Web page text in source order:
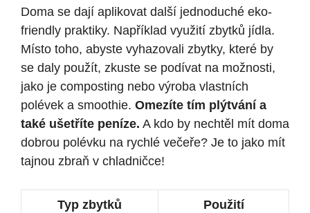
Doma se dají aplikovat další jednoduché eko-
friendly praktiky. Například využití zbytků jídla.
Místo toho, abyste vyhazovali zbytky, které by
se daly použít, zkuste se podívat na možnosti,
jako je composting nebo výroba vlastních
polévek a smoothie. Omezíte tím plýtvání a
také ušetříte peníze. A kdo by nechtěl mít doma
dobrou polévku na rychlé večeře? Je to jako mít
tajnou zbraň v chladničce!
Typ zbytků Použití